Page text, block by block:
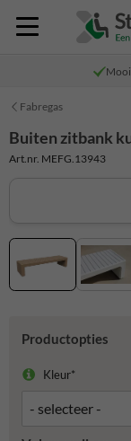
Fabregas
Buiten zitbank
Art.nr. MEFG.13943
Productopties
Kleur*